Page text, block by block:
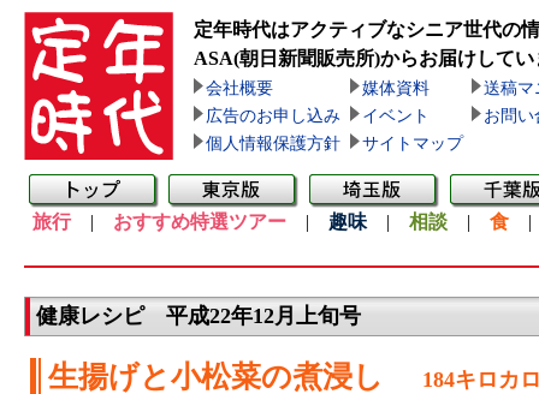
定年時代はアクティブなシニア世代の
ASA(朝日新聞販売所)からお届けしてい
会社概要 媒体資料
送稿マ
広告のお申し込み
イベント
お問い
個人情報保護方針
サイトマップ
旅行| おすすめ特選ツアー | 趣味 | 相談 | 食
健康レシピ 平成22年12月上旬号
生揚げと小松菜の煮浸し 184キロカ